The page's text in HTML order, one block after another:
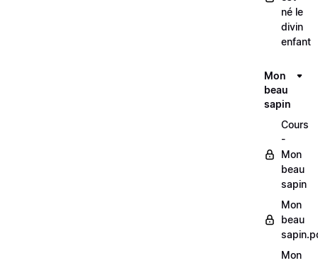
né le
divin
enfant
Mon
beau
sapin
Cours
-
Mon
beau
sapin
Mon
beau
Mon